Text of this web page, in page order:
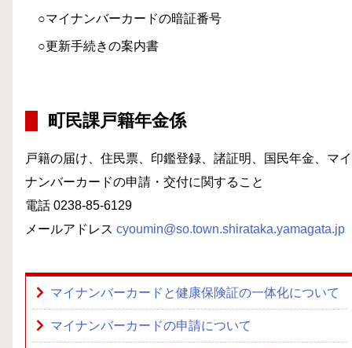
○マイナンバーカードの暗証番号
○更新手続きの案内書
町民課戸籍年金係
戸籍の届け、住民票、印鑑登録、諸証明、国民年金、マイ
ナンバーカードの申請・交付に関すること
電話 0238-85-6129
メールアドレス cyoumin@so.town.shirataka.yamagata.jp
マイナンバーカードと健康保険証の一体化について
マイナンバーカードの申請について